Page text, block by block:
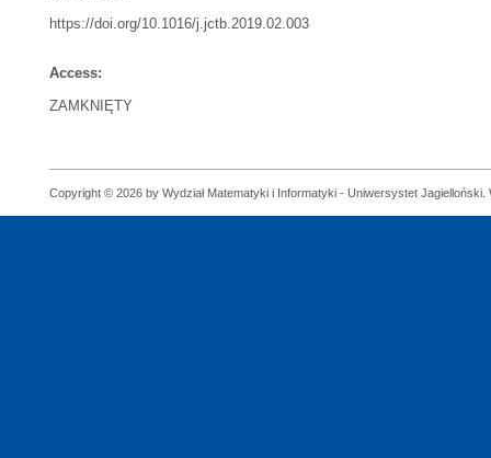
https://doi.org/10.1016/j.jctb.2019.02.003
Access:
ZAMKNIĘTY
Copyright © 2026 by Wydział Matematyki i Informatyki - Uniwersystet